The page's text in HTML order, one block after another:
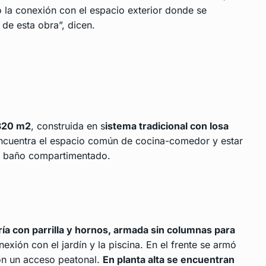
conexión con el espacio exterior donde se
esta obra”, dicen.
m2, construida en sistema tradicional con losa
el espacio común de cocina-comedor y estar
compartimentado.
con parrilla y hornos, armada sin columnas para
con el jardín y la piscina. En el frente se armó
un acceso peatonal. En planta alta se encuentran